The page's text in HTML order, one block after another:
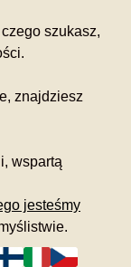
szukasz,
znajdziesz
wspartą
jesteśmy